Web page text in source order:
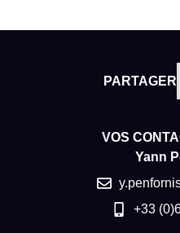
PARTAGER
VOS
Yann
+33